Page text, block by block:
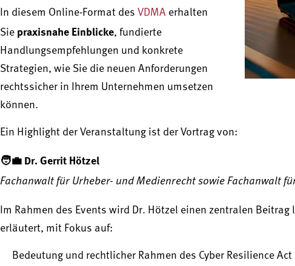
In diesem Online-Format des VDMA erhalten
Sie praxisnahe Einblicke, fundierte
Handlungsempfehlungen und konkrete
Strategien, wie Sie die neuen Anforderungen
rechtssicher in Ihrem Unternehmen umsetzen
können.
Ein Highlight der Veranstaltung ist der Vortrag von:
🧑‍💼 Dr. Gerrit Hötzel
Fachanwalt für Urheber- und Medienrecht sowie Fachanwalt
Im Rahmen des Events wird Dr. Hötzel einen zentralen
erläutert, mit Fokus auf:
Bedeutung und rechtlicher Rahmen des Cyber Resilience Act